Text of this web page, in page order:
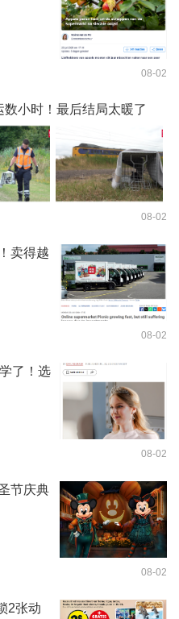
08-02
小时！最后结局太暖了
08-02
卖得越
08-02
了！选
08-02
节庆典
08-02
2张动